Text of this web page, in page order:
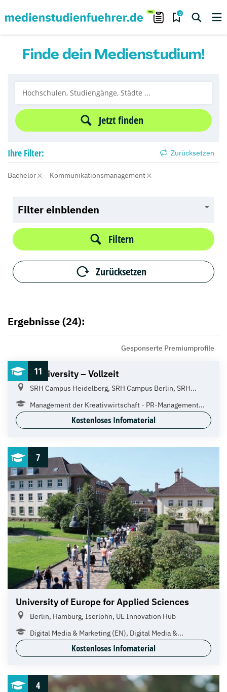
0
Finde dein Medienstudium!
Jetzt finden
Ihre Filter: Zurücksetzen
Bachelor Kommunikationsmanagement
Filter einblenden
Filtern
Zurücksetzen
Ergebnisse (24):
Gesponserte Premiumprofile
11
SRH University – Vollzeit
SRH Campus Heidelberg, SRH Campus Berlin, SRH...
Management der Kreativwirtschaft - PR-Management...
Kostenloses Infomaterial
7
University of Europe for Applied Sciences
Berlin, Hamburg, Iserlohn, UE Innovation Hub
Digital Media & Marketing (EN), Digital Media &...
Kostenloses Infomaterial
4